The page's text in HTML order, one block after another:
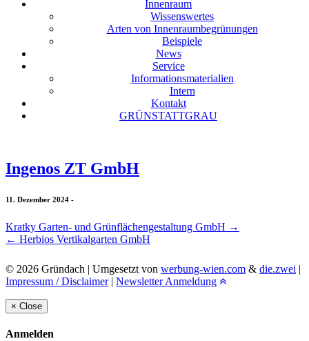
Innenraum
Wissenswertes
Arten von Innenraumbegrünungen
Beispiele
News
Service
Informationsmaterialien
Intern
Kontakt
GRÜNSTATTGRAU
Ingenos ZT GmbH
11. Dezember 2024 -
Kratky Garten- und Grünflächengestaltung GmbH →
← Herbios Vertikalgarten GmbH
© 2026 Gründach | Umgesetzt von werbung-wien.com & die.zwei |
Impressum / Disclaimer| Newsletter Anmeldung
× Close
Anmelden